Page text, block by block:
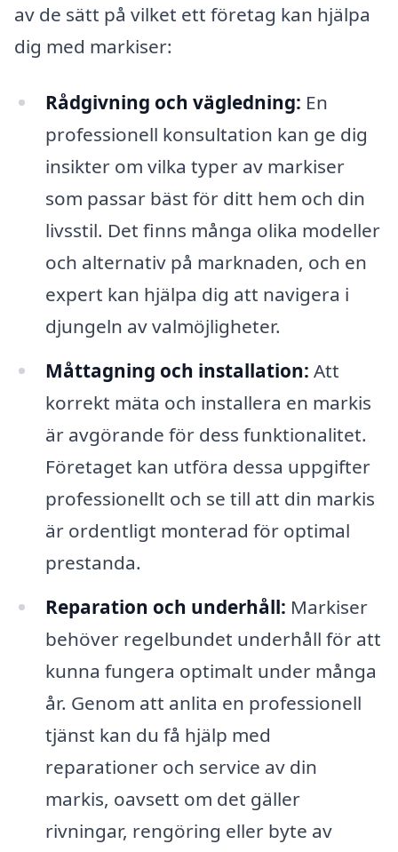
av de sätt på vilket ett företag kan hjälpa
dig med markiser:
Rådgivning och vägledning: En
professionell konsultation kan ge dig
insikter om vilka typer av markiser
som passar bäst för ditt hem och din
livsstil. Det finns många olika modeller
och alternativ på marknaden, och en
expert kan hjälpa dig att navigera i
djungeln av valmöjligheter.
Måttagning och installation: Att
korrekt mäta och installera en markis
är avgörande för dess funktionalitet.
Företaget kan utföra dessa uppgifter
professionellt och se till att din markis
är ordentligt monterad för optimal
prestanda.
Reparation och underhåll: Markiser
behöver regelbundet underhåll för att
kunna fungera optimalt under många
år. Genom att anlita en professionell
tjänst kan du få hjälp med
reparationer och service av din
markis, oavsett om det gäller
rivningar, rengöring eller byte av